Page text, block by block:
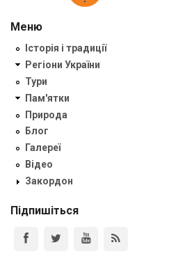
Меню
Історія і традиції
Регіони України
Тури
Пам'ятки
Природа
Блог
Галереї
Відео
Закордон
Підпишіться